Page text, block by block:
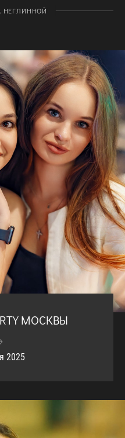
НЕГЛИННОЙ
МОСКВЫ
2025